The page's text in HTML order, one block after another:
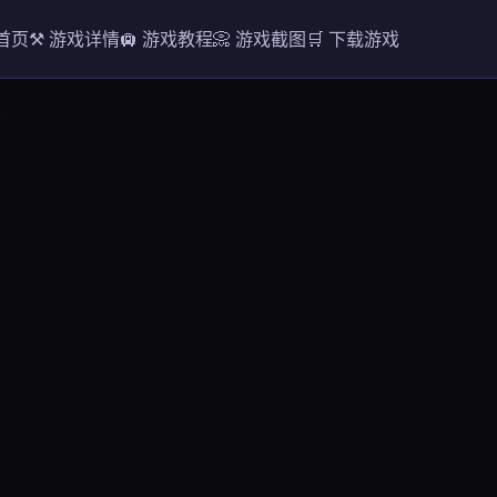
页⚒️ 游戏详情🛄 游戏教程📀 游戏截图🛒 下载游戏